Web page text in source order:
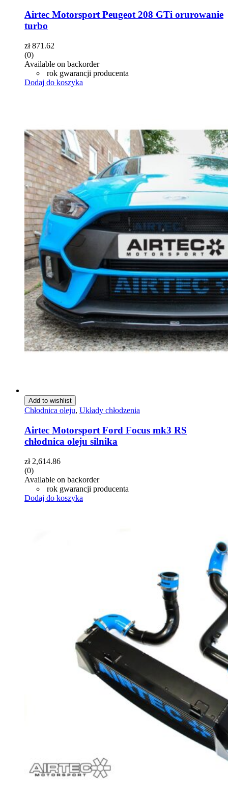
Airtec Motorsport Peugeot 208 GTi orurowanie
turbo
zł871.62
(0)
Available on backorder
rok gwarancji producenta
Dodaj do koszyka
Add to wishlist
Chłodnica oleju, Układy chłodzenia
Airtec Motorsport Ford Focus mk3 RS
chłodnica oleju silnika
zł2,614.86
(0)
Available on backorder
rok gwarancji producenta
Dodaj do koszyka